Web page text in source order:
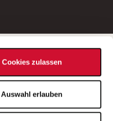
Cookies zulassen
Auswahl erlauben
an die*den in der
genannte*n